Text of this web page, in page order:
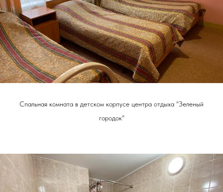
Спальная комната в детском корпусе центра отдыха "Зеленый
городок"